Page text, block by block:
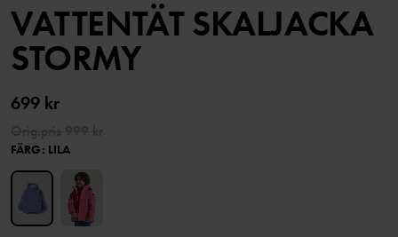
VATTENTÄT SKALJACKA
STORMY
699 kr
FÄRG: LILA